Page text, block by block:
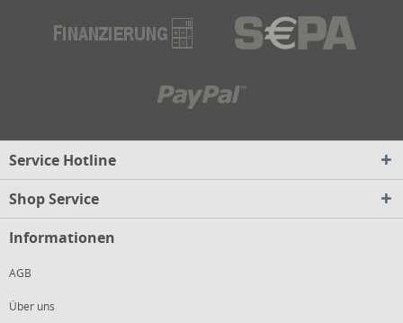
Service Hotline
Shop Service
Informationen
AGB
Über uns